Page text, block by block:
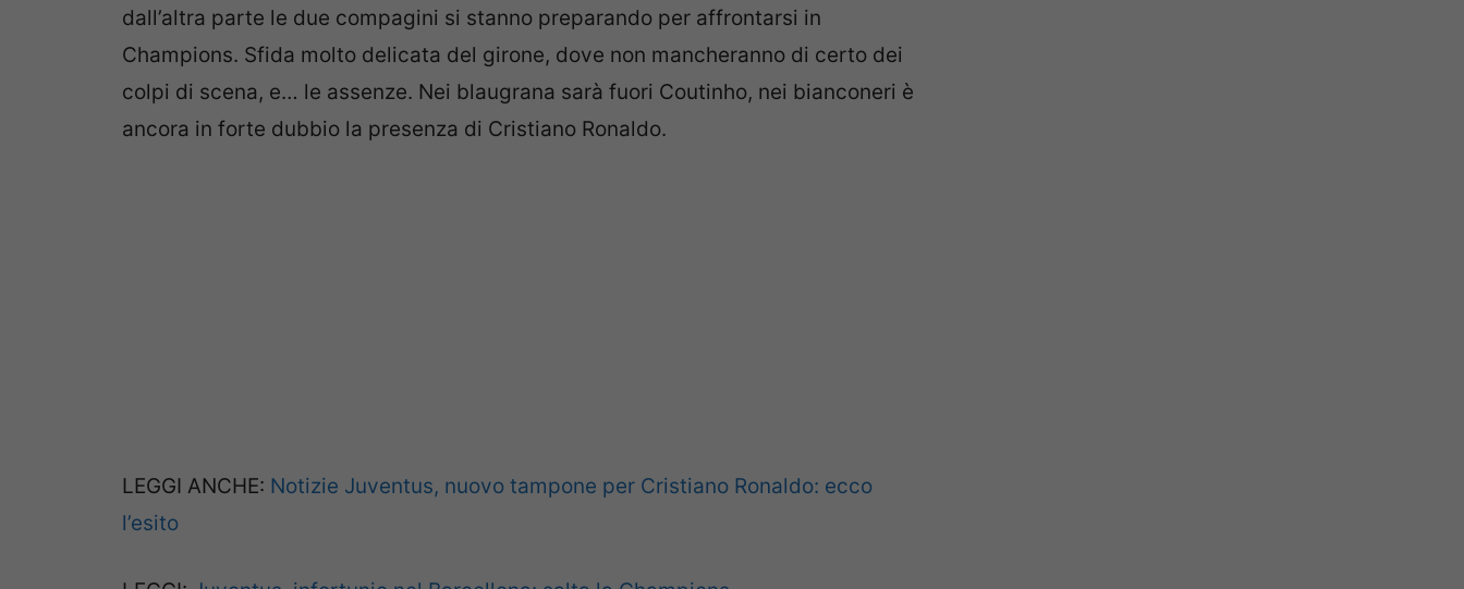
dall’altra parte le due compagini si stanno preparando per affrontarsi in
Champions. Sfida molto delicata del girone, dove non mancheranno di certo dei
colpi di scena, e… le assenze. Nei blaugrana sarà fuori Coutinho, nei bianconeri è
ancora in forte dubbio la presenza di Cristiano Ronaldo.
LEGGI ANCHE: Notizie Juventus, nuovo tampone per Cristiano Ronaldo: ecco
l’esito